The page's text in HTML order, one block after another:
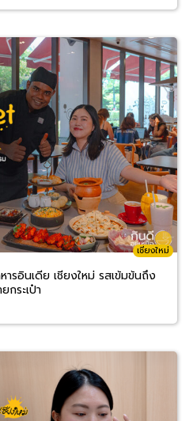
เชียงใหม่
รอินเดีย เชียงใหม่ รสเข้มข้นถึง
กระเป๋า